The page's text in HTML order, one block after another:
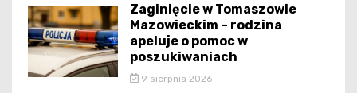
Zaginięcie w Tomaszowie
Mazowieckim – rodzina
apeluje o pomoc w
poszukiwaniach
9 sierpnia 2026